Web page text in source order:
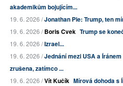
akademikům bojujícím...
19. 6. 2026 /Jonathan Pie: Trump, ten
19. 6. 2026 /Boris Cvek Trump se
19. 6. 2026 /Izrael...
19. 6. 2026 /Jednání mezi USA a
zrušena, zatímco ...
19. 6. 2026 /Vít Kučík Mírová dohoda s